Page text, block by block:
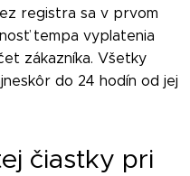
registra sa v prvom
tempa vyplatenia
zákazníka. Všetky
do 24 hodín od jej
čiastky pri